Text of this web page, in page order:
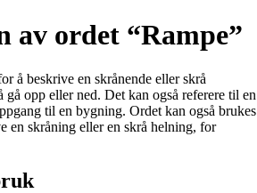
av ordet “Rampe”
å beskrive en skrånende eller skrå
gå opp eller ned. Det kan også referere til en
til en bygning. Ordet kan også brukes
en skråning eller en skrå helning, for